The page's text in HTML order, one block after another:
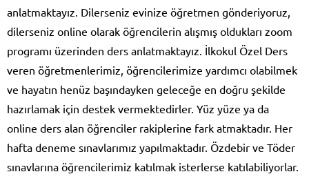
anlatmaktayız. Dilerseniz evinize öğretmen gönderiyoruz,
dilerseniz online olarak öğrencilerin alışmış oldukları zoom
programı üzerinden ders anlatmaktayız. İlkokul Özel Ders
veren öğretmenlerimiz, öğrencilerimize yardımcı olabilmek
ve hayatın henüz başındayken geleceğe en doğru şekilde
hazırlamak için destek vermektedirler. Yüz yüze ya da
online ders alan öğrenciler rakiplerine fark atmaktadır. Her
hafta deneme sınavlarımız yapılmaktadır. Özdebir ve Töder
sınavlarına öğrencilerimiz katılmak isterlerse katılabiliyorlar.